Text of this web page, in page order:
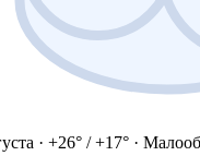
· +26° / +17° ·